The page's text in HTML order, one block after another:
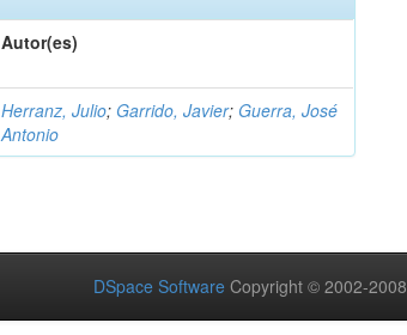
Autor(es)
Herranz, Julio; Garrido, Javier; Guerra, José
Antonio
DSpace Software Copyright © 2002-2008